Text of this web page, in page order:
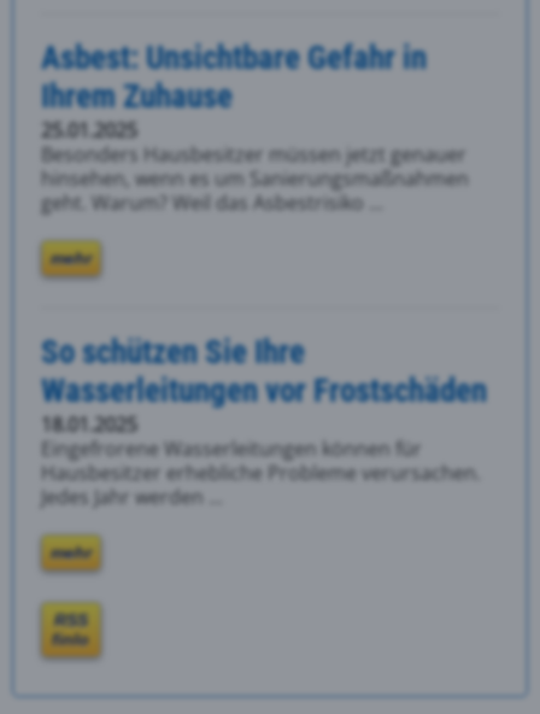
Asbest: Unsichtbare Gefahr in
Ihrem Zuhause
25.01.2025
Besonders Hausbesitzer müssen jetzt genauer
hinsehen, wenn es um Sanierungsmaßnahmen
geht. Warum? Weil das Asbestrisiko ...
mehr
So schützen Sie Ihre
Wasserleitungen vor Frostschäden
18.01.2025
Eingefrorene Wasserleitungen können für
Hausbesitzer erhebliche Probleme verursachen.
Jedes Jahr werden ...
mehr
RSS
finlo